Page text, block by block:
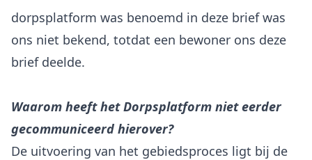
dorpsplatform was benoemd in deze brief was
ons niet bekend, totdat een bewoner ons deze
brief deelde.
Waarom heeft het Dorpsplatform niet eerder
gecommuniceerd hierover?
De uitvoering van het gebiedsproces ligt bij de